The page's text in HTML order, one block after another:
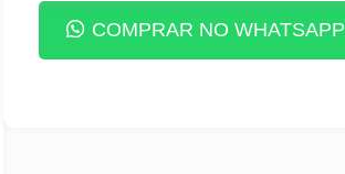
COMPRAR NO WHATSAPP